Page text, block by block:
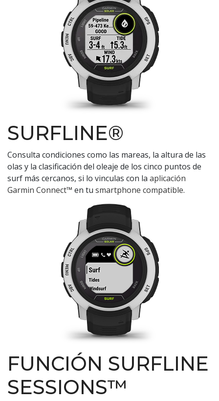
SURFLINE®
Consulta condiciones como las mareas, la altura de las
olas y la clasificación del oleaje de los cinco puntos de
surf más cercanos, si lo vinculas con la aplicación
Garmin Connect™ en tu smartphone compatible.
FUNCIÓN SURFLINE
SESSIONS™